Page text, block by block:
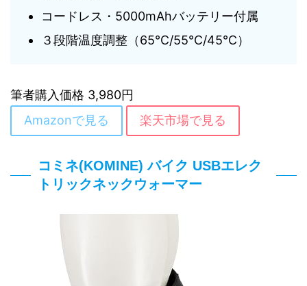
コードレス・5000mAhバッテリー付属
３段階温度調整（65℃/55℃/45℃）
筆者購入価格 3,980円
Amazonで見る
楽天市場で見る
コミネ(KOMINE) バイク USBエレク
トリックネックウォーマー